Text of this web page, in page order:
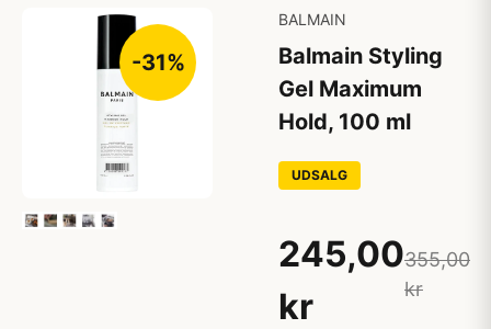
-31%
BALMAIN
Balmain Styling
Gel Maximum
Hold, 100 ml
UDSALG
245,00
kr
355,00
kr